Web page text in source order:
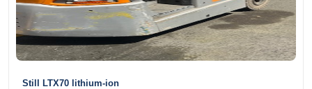
Still LTX70 lithium-ion